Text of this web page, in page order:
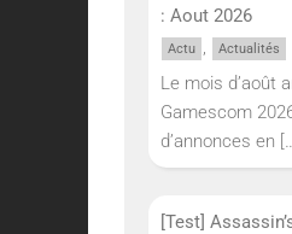
: Aout 2026
Actu , Actualités
Le mois d’août
Gamescom
d’annonces en
[Test]